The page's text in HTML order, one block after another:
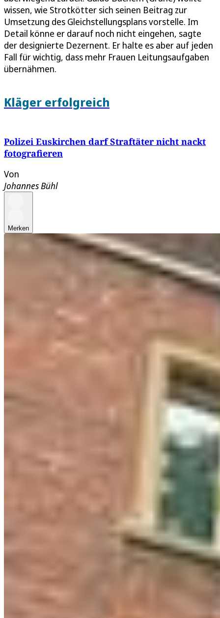
wissen, wie Strotkötter sich seinen Beitrag zur
Umsetzung des Gleichstellungsplans vorstelle. Im
Detail könne er darauf noch nicht eingehen, sagte
der designierte Dezernent. Er halte es aber auf jeden
Fall für wichtig, dass mehr Frauen Leitungsaufgaben
übernähmen.
Kläger erfolgreich
Polizei Euskirchen darf Straftäter nicht nackt
fotografieren
Von
Johannes Bühl
Merken